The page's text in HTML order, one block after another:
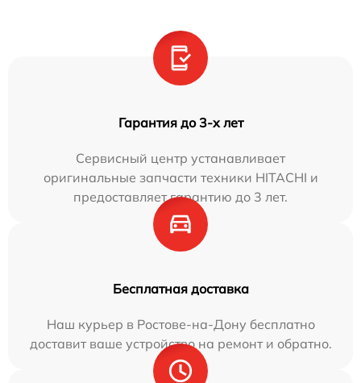
Гарантия до 3-х лет
Сервисный центр устанавливает
оригинальные запчасти техники HITACHI и
предоставляет гарантию до 3 лет.
Бесплатная доставка
Наш курьер в Ростове-на-Дону бесплатно
доставит ваше устройство на ремонт и обратно.